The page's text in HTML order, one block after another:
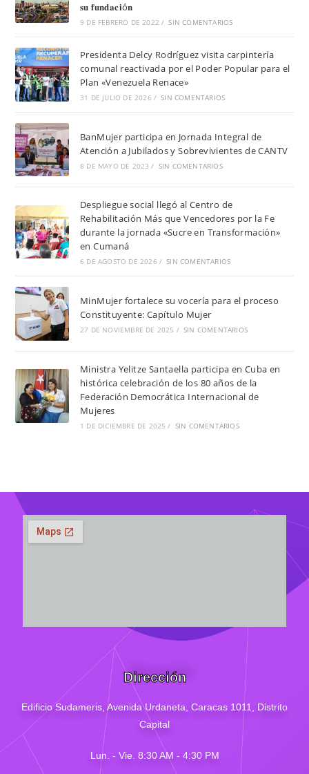
𝐬𝐮 𝐟𝐮𝐧𝐝𝐚𝐜𝐢ó𝐧
9 DE FEBRERO DE 2022 / SIN COMENTARIOS
Presidenta Delcy Rodríguez visita carpintería
comunal reactivada por el Poder Popular para el
Plan «Venezuela Renace»
31 DE JULIO DE 2026 / SIN COMENTARIOS
BanMujer participa en Jornada Integral de
Atención a Jubilados y Sobrevivientes de CANTV
8 DE MAYO DE 2023 / SIN COMENTARIOS
Despliegue social llegó al Centro de
Rehabilitación Más que Vencedores por la Fe
durante la jornada «Sucre en Transformación»
en Cumaná
6 DE AGOSTO DE 2026 / SIN COMENTARIOS
MinMujer fortalece su vocería para el proceso
Constituyente: Capítulo Mujer
27 DE NOVIEMBRE DE 2025 / SIN COMENTARIOS
Ministra Yelitze Santaella participa en Cuba en
histórica celebración de los 80 años de la
Federación Democrática Internacional de
Mujeres
1 DE DICIEMBRE DE 2025 / SIN COMENTARIOS
Dirección
Edificio Sudameris, Avenida Urdaneta, Caracas 1011, Distrito
Capital
Lun. - Vie. 8:30 AM - 4:30 PM